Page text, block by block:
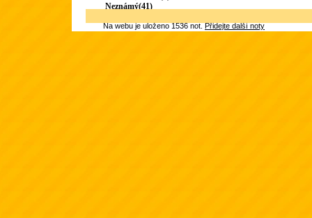
Neznámý(41)
Na webu je uloženo 1536 not.Přidejte další noty